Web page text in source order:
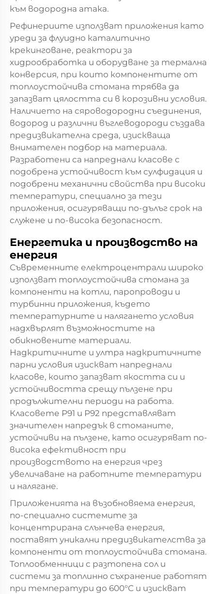
към водородна атака.
Рефинериите използват приложения като
уреди за флуидно каталитично
крекинговане, реактори за
хидрообработка и оборудване за термална
конверсия, при които компонентите от
топлоустойчива стомана трябва да
запазват цялостта си в корозивни условия.
Наличието на сяроводородни съединения,
водород и различни въглеводороди създава
предизвикателна среда, изискваща
внимателен подбор на материала.
Разработени са напреднали класове с
подобрена устойчивост към сулфидация и
подобрени механични свойства при високи
температури, специално за тези
приложения, осигуряващи по-дълъг срок на
служене и по-висока безопасност.
Енергетика и производство на
енергия
Съвременните електроцентрали широко
използват топлоустойчива стомана за
компоненти на котли, паропроводи и
турбинни приложения, където
температурните и налягането условия
надхвърлят възможностите на
обикновените материали.
Надкритичните и ултра надкритичните
парни условия изискват напреднали
класове, които запазват якостта си и
устойчивостта срещу пълзене при
продължителни периоди на работа.
Класовете P91 и P92 представляват
значителен напредък в стоманите,
устойчиви на пълзене, като осигуряват по-
висока ефективност при
производството на енергия чрез
увеличаване на работните температури
и налягане.
Приложенията на възобновяема енергия,
по-специално системите за
концентрирана слънчева енергия,
поставят уникални предизвикателства за
компоненти от топлоустойчива стомана.
Топлообменници с разтопена сол и
системи за топлинно съхранение работят
при температури до 600°C и изискват